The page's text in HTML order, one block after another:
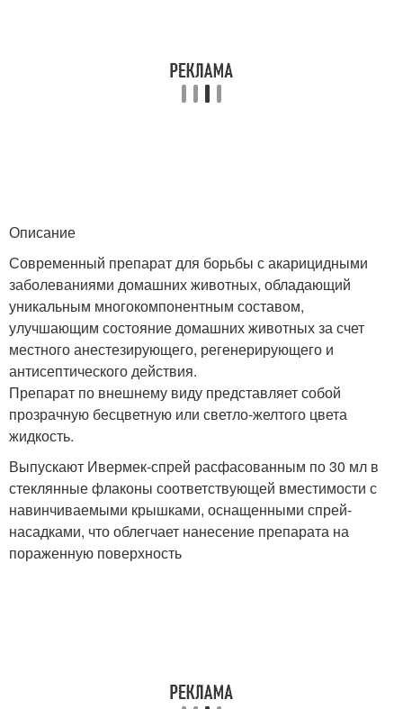
Описание
Современный препарат для борьбы с акарицидными
заболеваниями домашних животных, обладающий
уникальным многокомпонентным составом,
улучшающим состояние домашних животных за счет
местного анестезирующего, регенерирующего и
антисептического действия.
Препарат по внешнему виду представляет собой
прозрачную бесцветную или светло-желтого цвета
жидкость.
Выпускают Ивермек-спрей расфасованным по 30 мл в
стеклянные флаконы соответствующей вместимости с
навинчиваемыми крышками, оснащенными спрей-
насадками, что облегчает нанесение препарата на
пораженную поверхность